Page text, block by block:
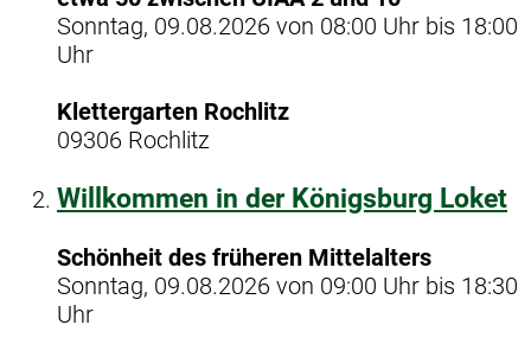
Sonntag, 09.08.2026 von 08:00 Uhr bis 18:00
Uhr
Klettergarten Rochlitz
09306 Rochlitz
Willkommen in der Königsburg Loket
Schönheit des früheren Mittelalters
Sonntag, 09.08.2026 von 09:00 Uhr bis 18:30
Uhr